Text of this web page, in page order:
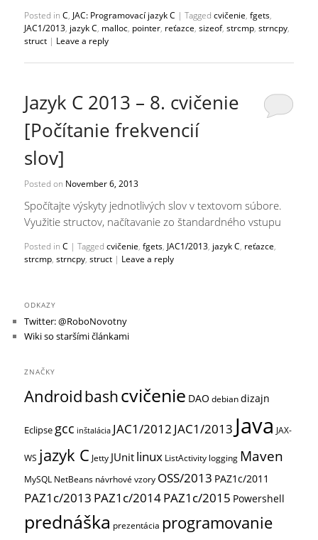
Posted in C, JAC: Programovací jazyk C |Tagged cvičenie,fgets,
JAC1/2013, jazyk C, malloc, pointer, reťazce,sizeof,strcmp,strncpy,
struct | Leave a reply
Jazyk C 2013 – 8. cvičenie
[Počítanie frekvencií
slov]
Posted on November 6, 2013
Spočítajte výskyty jednotlivých slov v textovom súbore.
Využitie structov, načítavanie zo štandardného vstupu
Posted in C |Tagged cvičenie,fgets, JAC1/2013, jazyk C, reťazce,
strcmp,strncpy,struct | Leave a reply
ODKAZY
Twitter: @RoboNovotny
Wiki so staršími článkami
ZNAČKY
Androidbashcvičenie DAO debiandizajn
Eclipse gcc inštalácia JAC1/2012 JAC1/2013 Java JAX-
WS jazyk C Jetty JUnit linux ListActivity logging Maven
MySQL NetBeans návrhové vzory OSS/2013 PAZ1c/2011
PAZ1c/2013 PAZ1c/2014PAZ1c/2015 Powershell
prednáška prezentácia programovanie